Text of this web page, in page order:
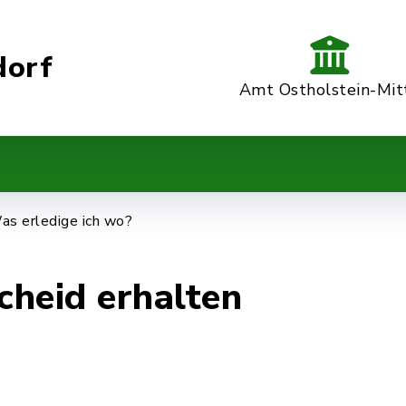
Amt Ostholstein-
erledige ich wo?
erhalten